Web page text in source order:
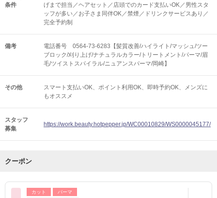
条件
げまで担当／ヘアセット／店頭でのカード支払いOK／男性スタ
ッフが多い／お子さま同伴OK／禁煙／ドリンクサービスあり／
完全予約制
備考
電話番号 0564-73-6283【髪質改善/ハイライト/マッシュ/ツー
ブロック/刈り上げ/ナチュラルカラー/トリートメント/パーマ/眉
毛/ツイストスパイラル/ニュアンスパーマ/岡崎】
その他 スマート支払いOK ポイント利用OK 即時予約OK
メンズに
もオススメ
スタッフ
募集
https://work.beauty.hotpepper.jp/WC00010829/WS0000045177/
クーポン
カット パーマ